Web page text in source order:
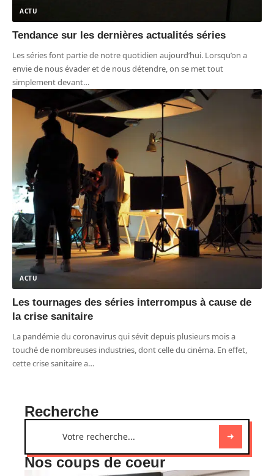
ACTU
Tendance sur les dernières actualités séries
Les séries font partie de notre quotidien aujourd’hui. Lorsqu’on a
envie de nous évader et de nous détendre, on se met tout
simplement devant…
ACTU
Les tournages des séries interrompus à cause de
la crise sanitaire
La pandémie du coronavirus qui sévit depuis plusieurs mois a
touché de nombreuses industries, dont celle du cinéma. En effet,
cette crise sanitaire a…
Recherche
Nos coups de coeur